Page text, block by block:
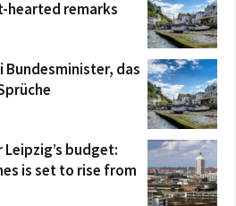
hearted remarks
Bundesminister, das
budget:
is set to rise from